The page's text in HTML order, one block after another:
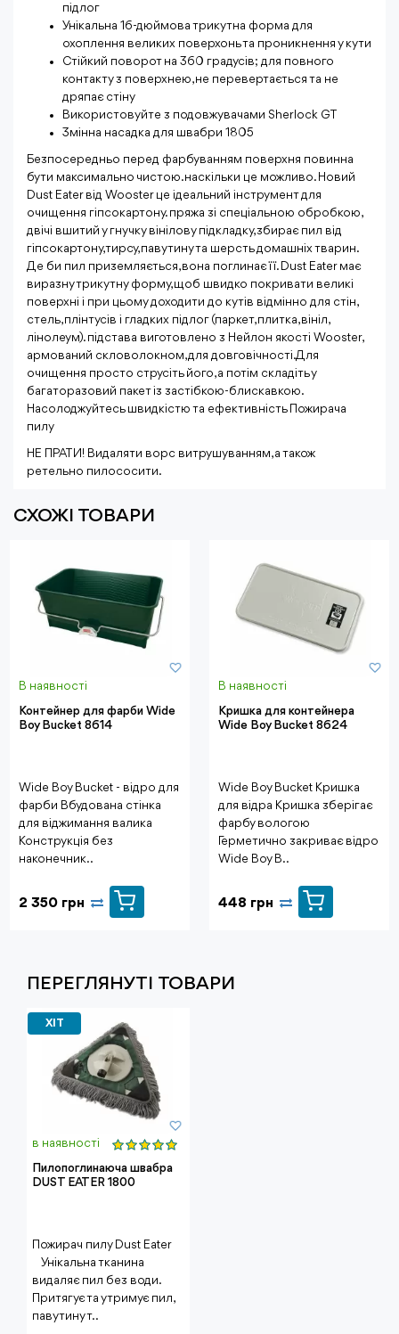
підлог
Унікальна 16-дюймова трикутна форма для
охоплення великих поверхонь та проникнення у кути
Стійкий поворот на 360 градусів; для повного
контакту з поверхнею, не перевертається та не
дряпає стіну
Використовуйте з подовжувачами Sherlock GT
Змінна насадка для швабри 1805
Безпосередньо перед фарбуванням поверхня повинна
бути максимально чистою.наскільки це можливо. Новий
Dust Eater від Wooster це ідеальний інструмент для
очищення гіпсокартону. пряжа зі спеціальною обробкою,
двічі вшитий у гнучку вінілову підкладку, збирає пил від
гіпсокартону, тирсу, павутину та шерсть домашніх тварин.
Де би пил приземляється, вона поглинає її. Dust Eater має
виразну трикутну форму, щоб швидко покривати великі
поверхні і при цьому доходити до кутів відмінно для стін,
стель, плінтусів і гладких підлог (паркет, плитка, вініл,
лінолеум). підстава виготовлено з Нейлон якості Wooster,
армований скловолокном, для довговічності. Для
очищення просто струсіть його, а потім складіть у
багаторазовий пакет із застібкою-блискавкою.
Насолоджуйтесь швидкістю та ефективність Пожирача
пилу
НЕ ПРАТИ! Видаляти ворс витрушуванням, а також
ретельно пилососити.
СХОЖІ ТОВАРИ
В наявності
Контейнер для фарби Wide
Boy Bucket 8614
Wide Boy Bucket - відро для
фарби Вбудована стінка
для віджимання валика
Конструкція без
наконечник..
2 350 грн
В наявності
Кришка для контейнера
Wide Boy Bucket 8624
Wide Boy Bucket Кришка
для відра Кришка зберігає
фарбу вологою
Герметично закриває відро
Wide Boy B..
448 грн
ПЕРЕГЛЯНУТI ТОВАРИ
ХІТ
в наявності
Пилопоглинаюча швабра
DUST EATER 1800
Пожирач пилу Dust Eater
⠀Унікальна тканина
видаляє пил без води.
Притягує та утримує пил,
павутину т..